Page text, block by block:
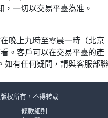
一切以交易平臺為准。
晚上九時至零晨一時（北京
。客戶可以在交易平臺的產
如有任何疑問，請與客服部聯
权所有，不得转载
條款細則